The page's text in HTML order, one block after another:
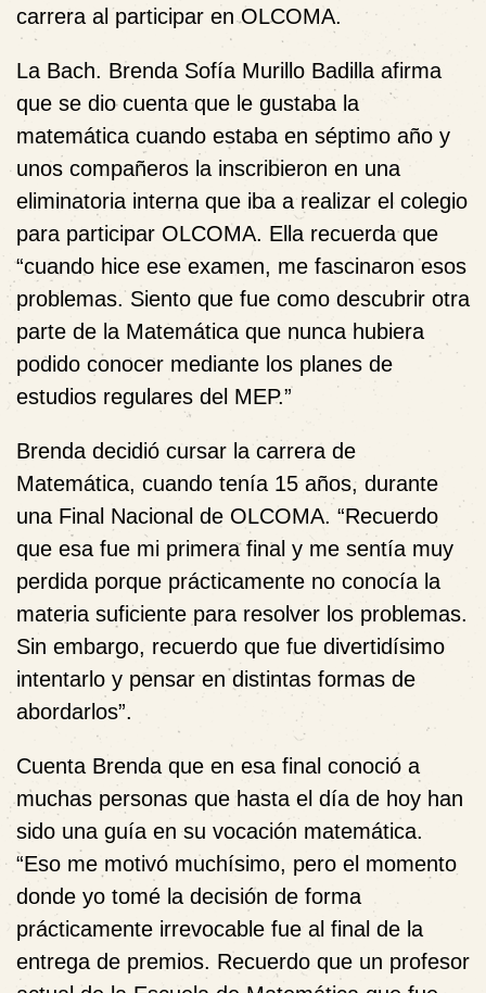
carrera al participar en OLCOMA.
La Bach. Brenda Sofía Murillo Badilla afirma
que se dio cuenta que le gustaba la
matemática cuando estaba en séptimo año y
unos compañeros la inscribieron en una
eliminatoria interna que iba a realizar el colegio
para participar OLCOMA. Ella recuerda que
“cuando hice ese examen, me fascinaron esos
problemas. Siento que fue como descubrir otra
parte de la Matemática que nunca hubiera
podido conocer mediante los planes de
estudios regulares del MEP.”
Brenda decidió cursar la carrera de
Matemática, cuando tenía 15 años, durante
una Final Nacional de OLCOMA. “Recuerdo
que esa fue mi primera final y me sentía muy
perdida porque prácticamente no conocía la
materia suficiente para resolver los problemas.
Sin embargo, recuerdo que fue divertidísimo
intentarlo y pensar en distintas formas de
abordarlos”.
Cuenta Brenda que en esa final conoció a
muchas personas que hasta el día de hoy han
sido una guía en su vocación matemática.
“Eso me motivó muchísimo, pero el momento
donde yo tomé la decisión de forma
prácticamente irrevocable fue al final de la
entrega de premios. Recuerdo que un profesor